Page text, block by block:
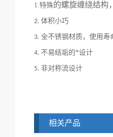
1.特殊的螺旋缠绕结构
2. 体积小巧
3. 全不锈钢材质，使用寿
4. 不易结垢的*设计
5. 非对称流设计
相关产品